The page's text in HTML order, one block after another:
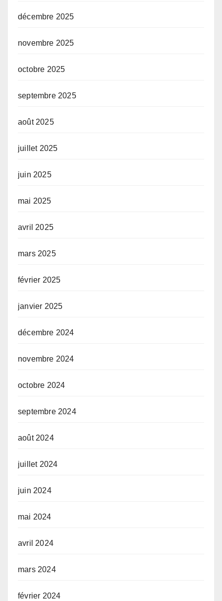
décembre 2025
novembre 2025
octobre 2025
septembre 2025
août 2025
juillet 2025
juin 2025
mai 2025
avril 2025
mars 2025
février 2025
janvier 2025
décembre 2024
novembre 2024
octobre 2024
septembre 2024
août 2024
juillet 2024
juin 2024
mai 2024
avril 2024
mars 2024
février 2024